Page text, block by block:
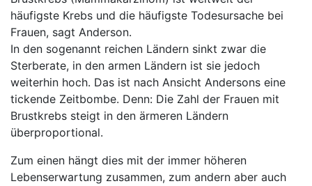
häufigste Krebs und die häufigste Todesursache bei
Frauen, sagt Anderson.
In den sogenannt reichen Ländern sinkt zwar die
Sterberate, in den armen Ländern ist sie jedoch
weiterhin hoch. Das ist nach Ansicht Andersons eine
tickende Zeitbombe. Denn: Die Zahl der Frauen mit
Brustkrebs steigt in den ärmeren Ländern
überproportional.
Zum einen hängt dies mit der immer höheren
Lebenserwartung zusammen, zum andern aber auch